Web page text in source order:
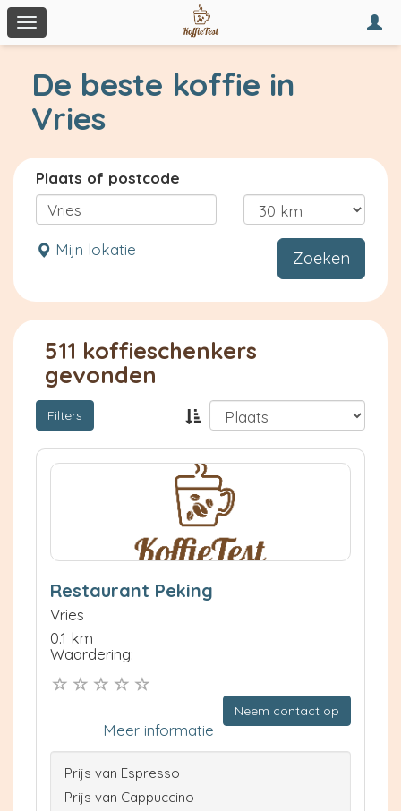
Toggle
navigation
De beste koffie in
Vries
Plaats of postcode
Mijn lokatie Zoeken
511 koffieschenkers
gevonden
Filters
Restaurant Peking
Vries
0.1 km
Waardering:
Neem contact op
Meer informatie
Prijs van Espresso
Prijs van Cappuccino